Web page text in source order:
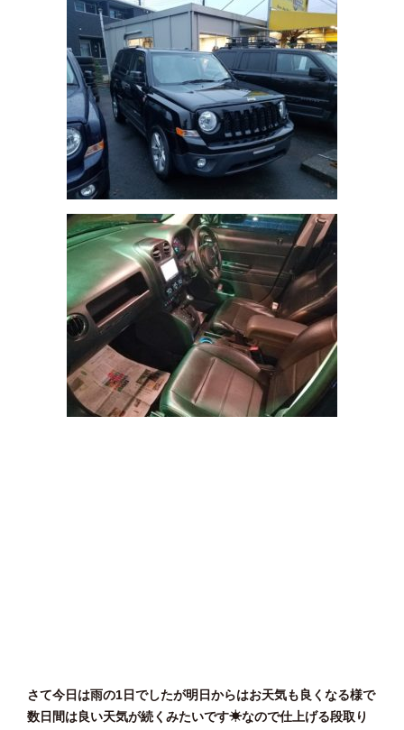
さて今日は雨の1日でしたが明日からはお天気も良くなる様で
数日間は良い天気が続くみたいです☀なので仕上げる段取り